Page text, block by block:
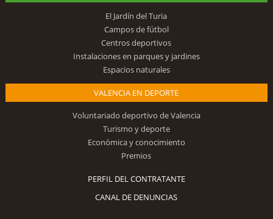
El Jardín del Turia
Campos de fútbol
Centros deportivos
Instalaciones en parques y jardines
Espacios naturales
VALENCIA EN DEPORTE
Voluntariado deportivo de Valencia
Turismo y deporte
Económica y conocimiento
Premios
PERFIL DEL CONTRATANTE
CANAL DE DENUNCIAS